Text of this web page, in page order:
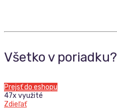
Všetko v poriadku?
Prejsť do eshopu
47x využité
Zdieľať